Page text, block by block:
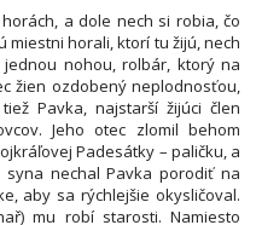
a dole nech si robia, čo
miestni horali, ktorí tu žijú, nech
nohou, rolbár, ktorý na
žien ozdobený neplodnosťou,
Pavka, najstarší žijúci člen
Jeho otec zlomil behom
Padesátky – paličku, a
nechal Pavka porodiť na
aby sa rýchlejšie okysličoval.
mu robí starosti. Namiesto